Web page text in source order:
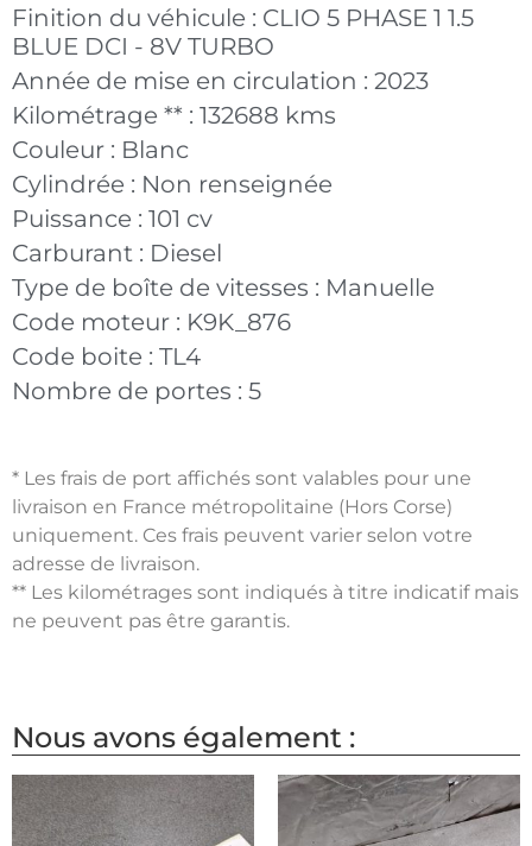
Finition du véhicule : CLIO 5 PHASE 1 1.5
BLUE DCI - 8V TURBO
Année de mise en circulation : 2023
Kilométrage ** : 132688 kms
Couleur : Blanc
Cylindrée : Non renseignée
Puissance : 101 cv
Carburant : Diesel
Type de boîte de vitesses : Manuelle
Code moteur : K9K_876
Code boite : TL4
Nombre de portes : 5
* Les frais de port affichés sont valables pour une
livraison en France métropolitaine (Hors Corse)
uniquement. Ces frais peuvent varier selon votre
adresse de livraison.
** Les kilométrages sont indiqués à titre indicatif mais
ne peuvent pas être garantis.
Nous avons également :